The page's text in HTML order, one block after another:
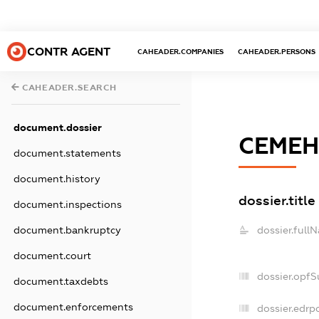
CONTR AGENT CAHEADER.COMPANIES CAHEADER.PERSONS
CAHEADER.SEARCH
document.dossier
document.statements
document.history
document.inspections
document.bankruptcy
document.court
document.taxdebts
document.enforcements
dossier.title